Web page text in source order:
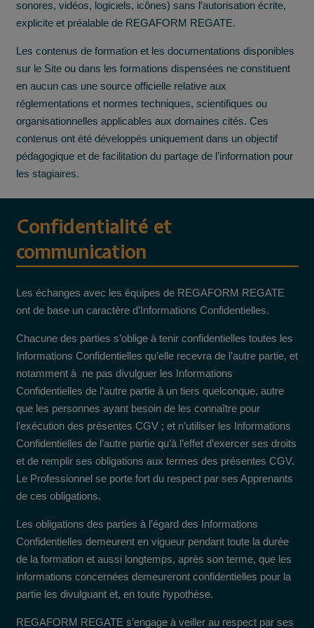
sonores, vidéos, logiciels, icônes) sans l’autorisation écrite,
explicite et préalable de REGAFORM REGATE.
Les contenus de formation et les documentations disponibles
sur le Site ou dans les formations dispensées ne constituent
en aucun cas une source officielle relative aux
réglementations et normes techniques, scientifiques ou
organisationnelles applicables aux domaines cités. Ces
contenus ont été développés uniquement dans un objectif
pédagogique et de facilitation du partage de l’information pour
les stagiaires.
Confidentialité et
communication
Les échanges avec les équipes de REGAFORM REGATE
ont de base un caractère d’Informations Confidentielles.
Chacune des parties s’oblige à tenir confidentielles toutes les
Informations Confidentielles qu’elle recevra de l’autre partie, et
notamment à ne pas divulguer les Informations
Confidentielles de l’autre partie à un tiers quelconque, autre
que les personnes ayant besoin de les connaître pour
l’exécution des présentes CGV ; et n’utiliser les Informations
Confidentielles de l’autre partie qu’à l’effet d’exercer ses droits
et de remplir ses obligations aux termes des présentes CGV.
Le Professionnel se porte fort du respect par ses Apprenants
de ces obligations.
Les obligations des parties à l’égard des Informations
Confidentielles demeurent en vigueur pendant toute la durée
de la formation et aussi longtemps, après son terme, que les
informations concernées demeureront confidentielles pour la
partie les divulguant et, en toute hypothèse.
REGAFORM REGATE s’engage à veiller au respect par ses